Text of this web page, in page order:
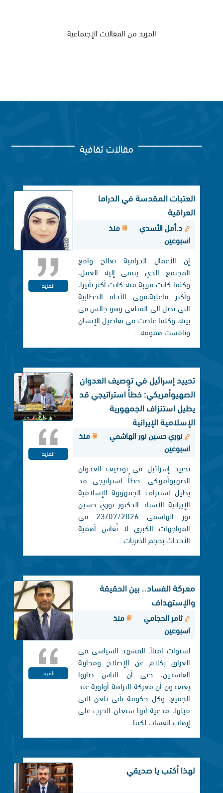
المزيد من المقالات الإجتماعية
مقالات ثقافية
العتبات المقدسة في الدراما
العراقية
د.أمل الأسدي
منذ
اسبوعين
إن الأعمال الدرامية تعالج واقع
المجتمع الذي ينتمي إليه العمل،
وكلما كانت قريبة منه كانت أكثر تأثيرا،
وأكثر فاعلية،فهي الأداة الخطابية
التي تصل الی المتلقي وهو جالس في
بيته، وكلما غاصت في تفاصيل الإنسان
وناقشت همومه...
المزيد
تحييد إسرائيل في توصيف العدوان
الصهيوأمريكي: خطأٌ استراتيجي قد
يطيل استنزاف الجمهورية
الإسلامية الإيرانية
نوري حسين نور الهاشمي
منذ
اسبوعين
تحييد إسرائيل في توصيف العدوان
الصهيوأمريكي: خطأٌ استراتيجي قد
يطيل استنزاف الجمهورية الإسلامية
الإيرانية الأستاذ الدكتور نوري حسين
نور الهاشمي 23/07/2026 في
المواجهات الكبرى لا تُقاس أهمية
الأحداث بحجم الضربات...
المزيد
معركة الفساد.. بين الحقيقة
والإستهداف
ثامر الحجامي
منذ
اسبوعين
لسنوات امتلأ المشهد السياسي في
العراق بكلام عن الإصلاح ومحاربة
الفاسدين، حتى أن الناس صاروا
يعتقدون أن معركة النزاهة أولوية عند
الجميع، وكل حكومة تأتي تلعن التي
قبلها، مدعية أنها ستعلن الحرب على
إرهاب الفساد، لكننا...
المزيد
لهذا أكتب يا صديقي